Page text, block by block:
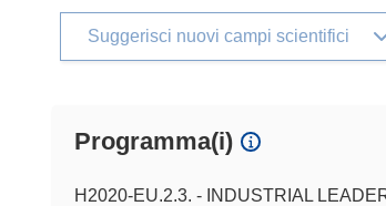
Suggerisci nuovi campi scientifici
Programma(i)
H2020-EU.2.3. - INDUSTRIAL